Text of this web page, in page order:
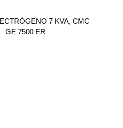
7 KVA, CMC
GE 7500 ER